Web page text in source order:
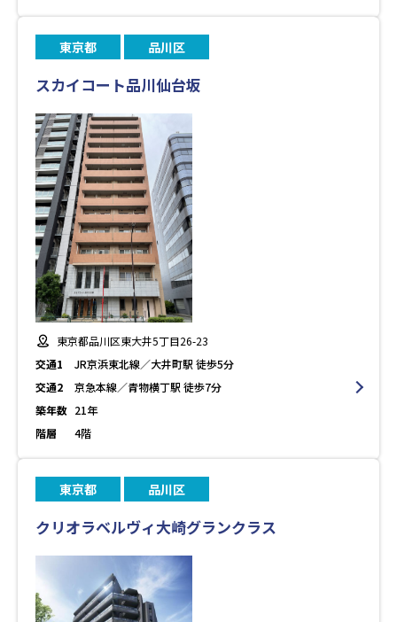
東京都 品川区
スカイコート品川仙台坂
東京都品川区東大井5丁目26-23
交通1
JR京浜東北線／大井町駅 徒歩5分
交通2
京急本線／青物横丁駅 徒歩7分
築年数 21年
階層
4階
東京都 品川区
クリオラベルヴィ大崎グランクラス